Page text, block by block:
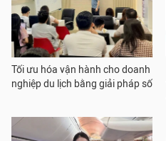
Tối ưu hóa vận hành cho doanh
nghiệp du lịch bằng giải pháp số